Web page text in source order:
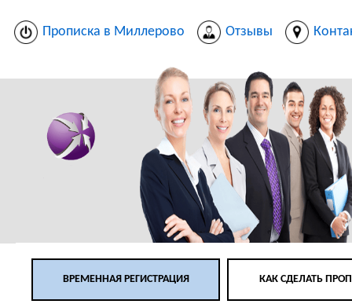
Прописка в Миллерово Отзывы
ВРЕМЕННАЯ РЕГИСТРАЦИЯ КАК СДЕЛАТЬ